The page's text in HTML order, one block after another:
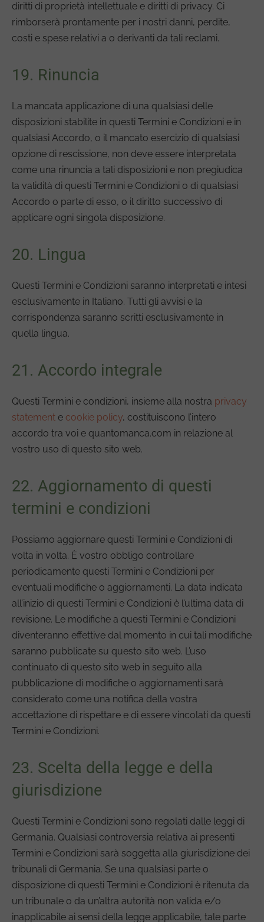
diritti di proprietà intellettuale e diritti di privacy. Ci
rimborserà prontamente per i nostri danni, perdite,
costi e spese relativi a o derivanti da tali reclami.
19. Rinuncia
La mancata applicazione di una qualsiasi delle
disposizioni stabilite in questi Termini e Condizioni e in
qualsiasi Accordo, o il mancato esercizio di qualsiasi
opzione di rescissione, non deve essere interpretata
come una rinuncia a tali disposizioni e non pregiudica
la validità di questi Termini e Condizioni o di qualsiasi
Accordo o parte di esso, o il diritto successivo di
applicare ogni singola disposizione.
20. Lingua
Questi Termini e Condizioni saranno interpretati e intesi
esclusivamente in Italiano. Tutti gli avvisi e la
corrispondenza saranno scritti esclusivamente in
quella lingua.
21. Accordo integrale
Questi Termini e condizioni, insieme alla nostra privacy
statement e cookie policy, costituiscono l’intero
accordo tra voi e quantomanca.com in relazione al
vostro uso di questo sito web.
22. Aggiornamento di questi
termini e condizioni
Possiamo aggiornare questi Termini e Condizioni di
volta in volta. È vostro obbligo controllare
periodicamente questi Termini e Condizioni per
eventuali modifiche o aggiornamenti. La data indicata
all’inizio di questi Termini e Condizioni è l’ultima data di
revisione. Le modifiche a questi Termini e Condizioni
diventeranno effettive dal momento in cui tali modifiche
saranno pubblicate su questo sito web. L’uso
continuato di questo sito web in seguito alla
pubblicazione di modifiche o aggiornamenti sarà
considerato come una notifica della vostra
accettazione di rispettare e di essere vincolati da questi
Termini e Condizioni.
23. Scelta della legge e della
giurisdizione
Questi Termini e Condizioni sono regolati dalle leggi di
Germania. Qualsiasi controversia relativa ai presenti
Termini e Condizioni sarà soggetta alla giurisdizione dei
tribunali di Germania. Se una qualsiasi parte o
disposizione di questi Termini e Condizioni è ritenuta da
un tribunale o da un’altra autorità non valida e/o
inapplicabile ai sensi della legge applicabile, tale parte